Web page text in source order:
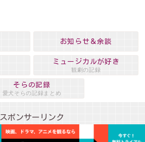
お知らせ＆余談
ミュージカルが好き
観劇の記録
そらの記録
愛犬そらの記録まとめ
スポンサーリンク